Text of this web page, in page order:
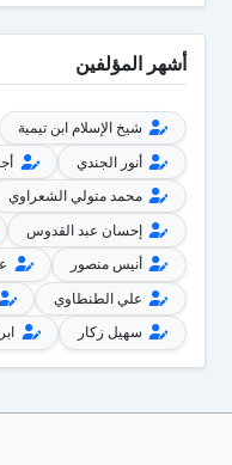
أشهر المؤلفين
شيخ الإسلام ابن تيمية
أنور الجندي
محمد متولي الشعراوي
إحسان عبد القدوس
أنيس منصور
علي الطنطاوي
سهيل زكار